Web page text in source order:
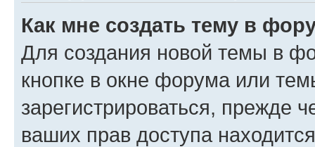
Как мне создать тему в
Для создания новой темы в
кнопке в окне форума или
зарегистрироваться, прежде
ваших прав доступа